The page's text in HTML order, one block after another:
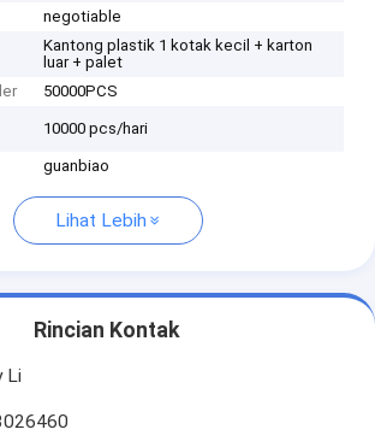
negotiable
Kantong plastik 1 kotak kecil + karton
luar + palet
50000PCS
10000 pcs/hari
guanbiao
Lihat Lebih
Rincian Kontak
Li